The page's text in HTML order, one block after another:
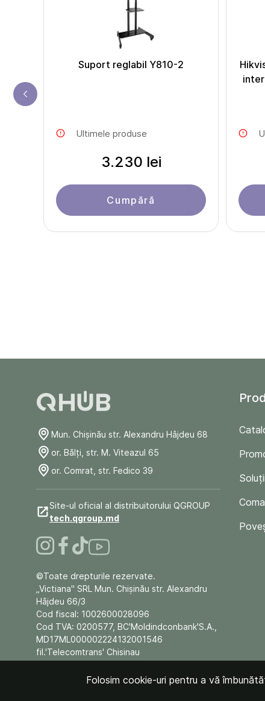
Suport reglabil Y810-2
Ultimele produse
3.230 lei
Cumpără
Mun. Chişinău str. Alexandru Hâjdeu 68
or. Bălți, str. M. Viteazul 65
or. Comrat, str. Fedico 39
Site-ul oficial al distribuitorului QGROUP
tech.qgroup.md
©Toate drepturile rezervate.
„Victiana" SRL Mun. Chişinău str. Alexandru
Hâjdeu 66/3
Cod fiscal: 1002600028096
Cod TVA: 0200577, BC'Moldindconbank'S.A.,
MD17ML000002224132001546
fil.'Telecomtrans' Chisinau
Soluții
Folosim cookie-uri pentru a vă